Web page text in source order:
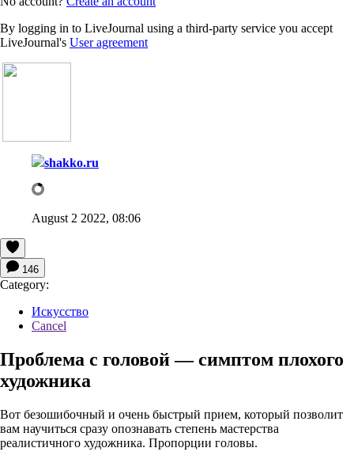
By logging in to LiveJournal using a third-party service you accept
LiveJournal's User agreement
shakko.ru
August 2 2022, 08:06
146
Category:
Искусство
Cancel
Проблема с головой — симптом плохого
художника
Вот безошибочный и очень быстрый прием, который позволит
вам научиться сразу опознавать степень мастерства
реалистичного художника. Пропорции головы.